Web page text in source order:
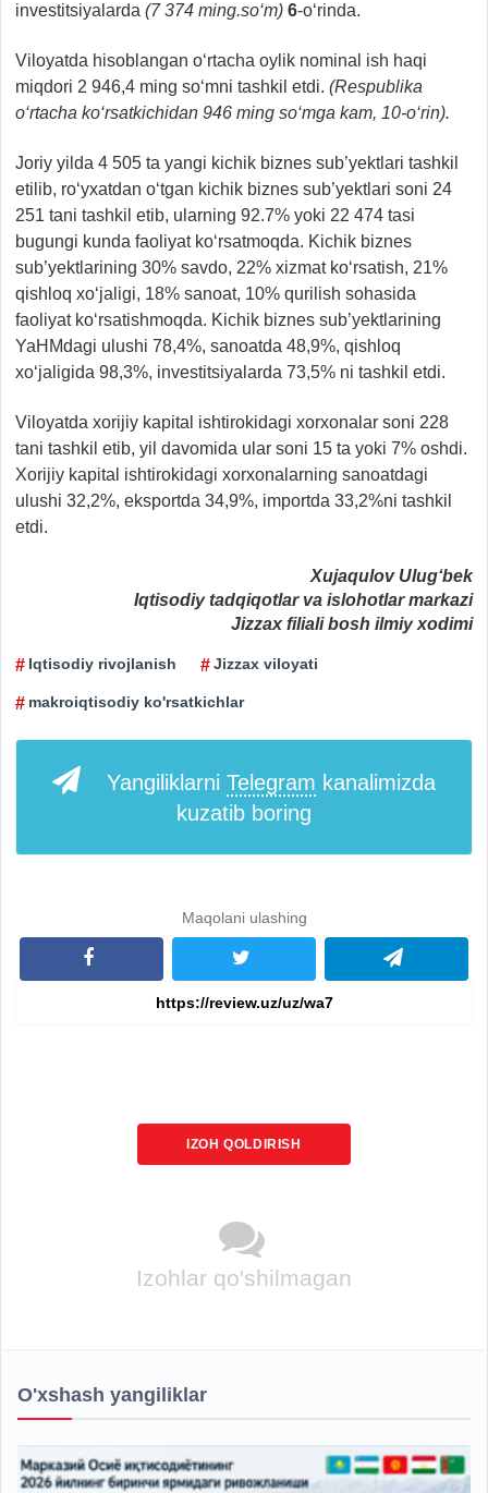
investitsiyalarda (7 374 ming.so‘m) 6-o‘rinda.
Viloyatda hisoblangan o‘rtacha oylik nominal ish haqi
miqdori 2 946,4 ming so‘mni tashkil etdi. (Respublika
o‘rtacha ko‘rsatkichidan 946 ming so‘mga kam, 10-o‘rin).
Joriy yilda 4 505 ta yangi kichik biznes sub’yektlari tashkil
etilib, ro‘yxatdan o‘tgan kichik biznes sub’yektlari soni 24
251 tani tashkil etib, ularning 92.7% yoki 22 474 tasi
bugungi kunda faoliyat ko‘rsatmoqda. Kichik biznes
sub’yektlarining 30% savdo, 22% xizmat ko‘rsatish, 21%
qishloq xo‘jaligi, 18% sanoat, 10% qurilish sohasida
faoliyat ko‘rsatishmoqda. Kichik biznes sub’yektlarining
YaHMdagi ulushi 78,4%, sanoatda 48,9%, qishloq
xo‘jaligida 98,3%, investitsiyalarda 73,5% ni tashkil etdi.
Viloyatda xorijiy kapital ishtirokidagi xorxonalar soni 228
tani tashkil etib, yil davomida ular soni 15 ta yoki 7% oshdi.
Xorijiy kapital ishtirokidagi xorxonalarning sanoatdagi
ulushi 32,2%, eksportda 34,9%, importda 33,2%ni tashkil
etdi.
Xujaqulov Ulug‘bek
Iqtisodiy tadqiqotlar va islohotlar markazi
Jizzax filiali bosh ilmiy xodimi
Iqtisodiy rivojlanish Jizzax viloyati
makroiqtisodiy ko'rsatkichlar
Yangiliklarni Telegram kanalimizda
kuzatib boring
Maqolani ulashing
IZOH QOLDIRISH
Izohlar qo'shilmagan
O'xshash yangiliklar